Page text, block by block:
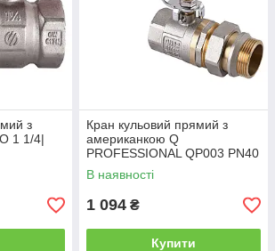
з
1 1/4|
Кран кульовий прямий з
американкою Q
PROFESSIONAL QP003 PN40
1 1/4|
В наявності
1 094 ₴
Купити